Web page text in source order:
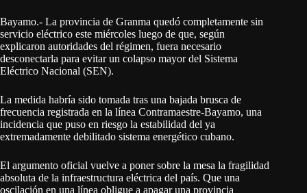
Bayamo.- La provincia de Granma quedó completamente sin
servicio eléctrico este miércoles luego de que, según
explicaron autoridades del régimen, fuera necesario
desconectarla para evitar un colapso mayor del Sistema
Eléctrico Nacional (SEN).
La medida habría sido tomada tras una bajada brusca de
frecuencia registrada en la línea Contramaestre-Bayamo, una
incidencia que puso en riesgo la estabilidad del ya
extremadamente debilitado sistema energético cubano.
El argumento oficial vuelve a poner sobre la mesa la fragilidad
absoluta de la infraestructura eléctrica del país. Que una
oscilación en una línea obligue a apagar una provincia